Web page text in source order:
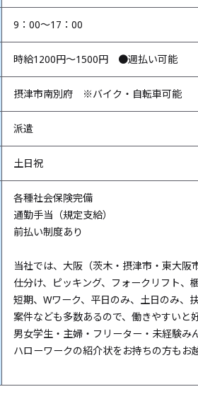
9：00～17：00
時給1200円～1500円 ●週払い可能
摂津市南別府 ※バイク・自転車可能
派遣
土日祝
各種社会保険完備
通勤手当（規定支給）
前払い制度あり
当社では、大阪（茨木・摂津市・東大阪
仕分け、ピッキング、フォークリフト、
短期、Wワーク、平日のみ、土日のみ、
案件なども多数あるので、働きやすいと
男女学生・主婦・フリーター・未経験み
ハローワークの紹介状をお持ちの方もお